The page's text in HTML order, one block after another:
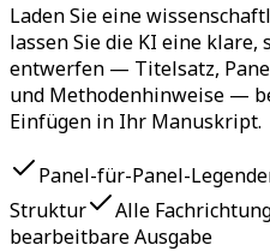
Laden Sie eine
lassen Sie die KI eine
entwerfen — Titelsatz,
und Methodenhinweise —
Einfügen in Ihr Manuskript.
Panel-für-Panel-
Struktur
Alle
bearbeitbare Ausgabe